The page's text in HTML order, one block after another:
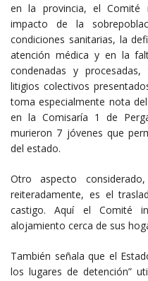
en la provincia, el Comité
impacto de la
condiciones sanitarias, la
atención médica y en la
condenadas y
litigios colectivos
toma especialmente nota
en la Comisaría 1 de
murieron 7 jóvenes que
del estado.
Otro aspecto
reiteradamente, es el
castigo. Aquí el Comité
alojamiento cerca de sus
También señala que el
los lugares de detención”